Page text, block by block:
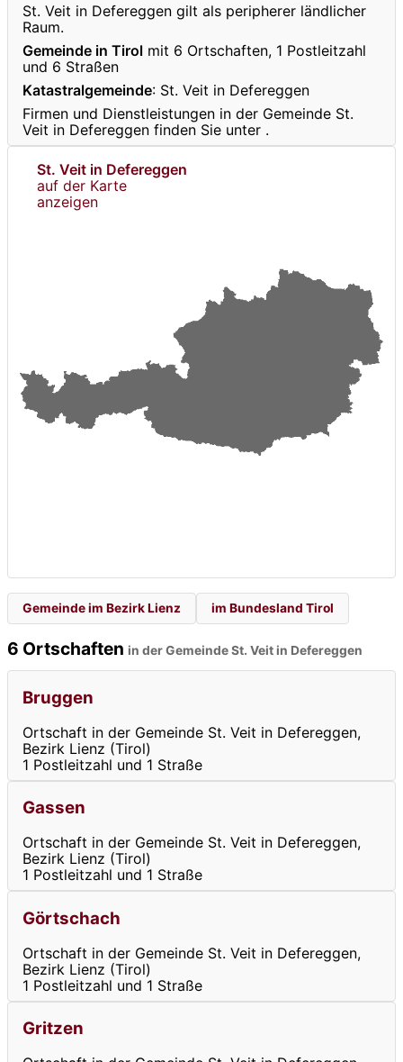
St. Veit in Defereggen gilt als peripherer ländlicher
Raum.
Gemeinde in Tirol mit 6 Ortschaften, 1 Postleitzahl
und 6 Straßen
Katastralgemeinde: St. Veit in Defereggen
Firmen und Dienstleistungen in der Gemeinde St.
Veit in Defereggen finden Sie unter .
St. Veit in Defereggen
auf der Karte
anzeigen
Gemeinde im Bezirk Lienz im Bundesland Tirol
6 Ortschaften in der Gemeinde St. Veit in Defereggen
Bruggen
Ortschaft in der Gemeinde St. Veit in Defereggen,
Bezirk Lienz (Tirol)
1 Postleitzahl und 1 Straße
Gassen
Ortschaft in der Gemeinde St. Veit in Defereggen,
Bezirk Lienz (Tirol)
1 Postleitzahl und 1 Straße
Görtschach
Ortschaft in der Gemeinde St. Veit in Defereggen,
Bezirk Lienz (Tirol)
1 Postleitzahl und 1 Straße
Gritzen